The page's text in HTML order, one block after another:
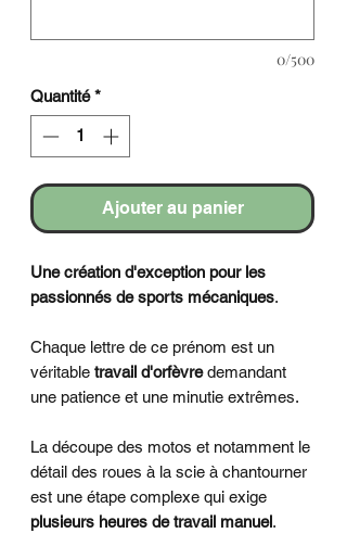
0/500
Quantité *
Ajouter au panier
Une création d'exception pour les
passionnés de sports mécaniques.
Chaque lettre de ce prénom est un
véritable travail d'orfèvredemandant
une patience et une minutie extrêmes.
La découpe des motos et notamment le
détail des roues à la scie à chantourner
est une étape complexe qui exige
plusieurs heures de travail manuel.